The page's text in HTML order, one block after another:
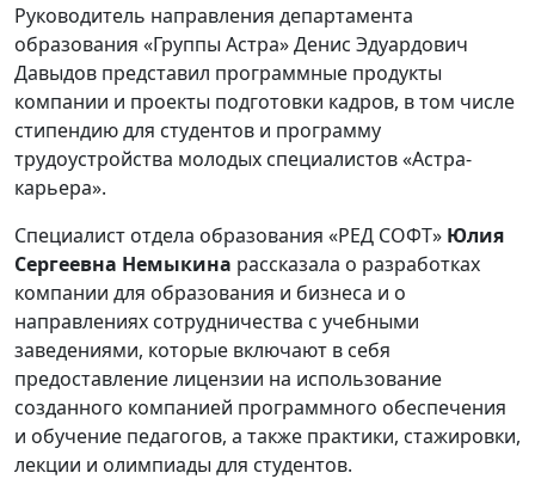
Руководитель направления департамента
образования «Группы Астра» Денис Эдуардович
Давыдов представил программные продукты
компании и проекты подготовки кадров, в том числе
стипендию для студентов и программу
трудоустройства молодых специалистов «Астра-
карьера».
Специалист отдела образования «РЕД СОФТ» Юлия
Сергеевна Немыкина рассказала о разработках
компании для образования и бизнеса и о
направлениях сотрудничества с учебными
заведениями, которые включают в себя
предоставление лицензии на использование
созданного компанией программного обеспечения
и обучение педагогов, а также практики, стажировки,
лекции и олимпиады для студентов.